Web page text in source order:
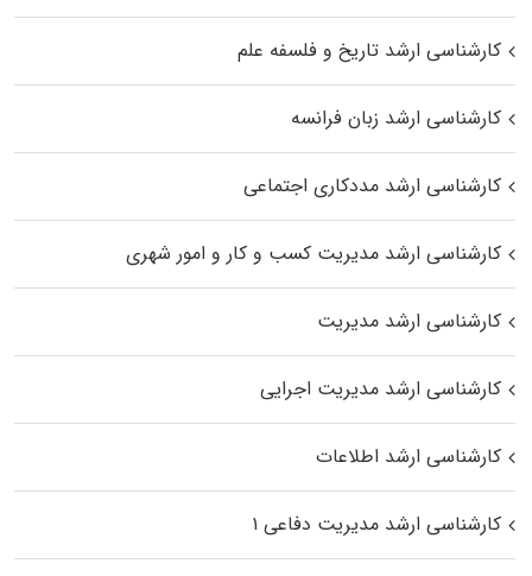
کارشناسی ارشد تاریخ و فلسفه علم
کارشناسی ارشد زبان فرانسه
کارشناسی ارشد مددکاری اجتماعی
کارشناسی ارشد مدیریت کسب و کار و امور شهری
کارشناسی ارشد مدیریت
کارشناسی ارشد مدیریت اجرایی
کارشناسی ارشد اطلاعات
کارشناسی ارشد مدیریت دفاعی ۱